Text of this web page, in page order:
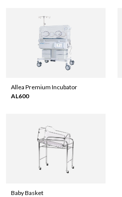
Allea Premium Incubator
AL600
Baby Basket